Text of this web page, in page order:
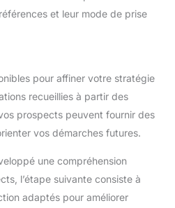
et leur mode de prise
pour affiner votre stratégie
recueillies à partir des
prospects peuvent fournir des
vos démarches futures.
une compréhension
l’étape suivante consiste à
adaptés pour améliorer